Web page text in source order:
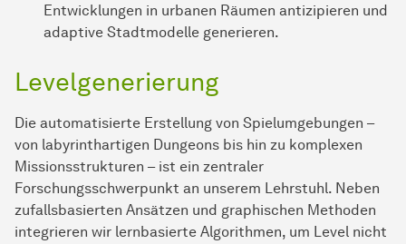
Entwicklungen in urbanen Räumen antizipieren und
adaptive Stadtmodelle generieren.
Levelgenerierung
Die automatisierte Erstellung von Spielumgebungen –
von labyrinthartigen Dungeons bis hin zu komplexen
Missionsstrukturen – ist ein zentraler
Forschungsschwerpunkt an unserem Lehrstuhl. Neben
zufallsbasierten Ansätzen und graphischen Methoden
integrieren wir lernbasierte Algorithmen, um Level nicht